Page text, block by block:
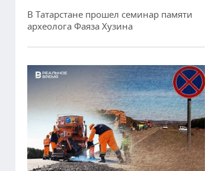
В Татарстане прошел семинар памяти
археолога Фаяза Хузина